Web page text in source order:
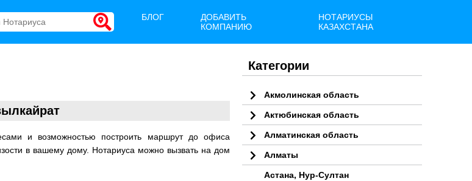
БЛОГ
ДОБАВИТЬ
КОМПАНИЮ
НОТАРИУСЫ
КАЗАХСТАНА
и возможностью построить маршрут до офиса
в вашему дому. Нотариуса можно вызвать на дом
Категории
Акмолинская область
Актюбинская область
Алматинская область
Алматы
Астана, Нур-Султан